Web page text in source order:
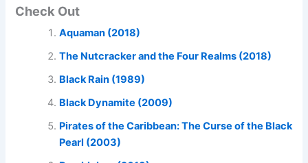
Check Out
Aquaman (2018)
The Nutcracker and the Four Realms (2018)
Black Rain (1989)
Black Dynamite (2009)
Pirates of the Caribbean: The Curse of the Black
Pearl (2003)